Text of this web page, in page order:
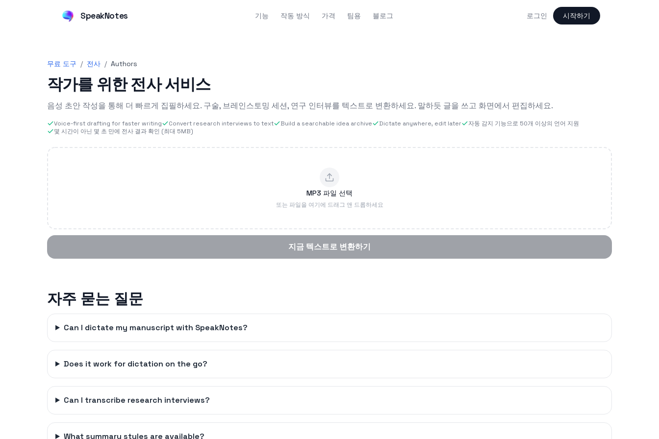
SpeakNotes 기능 작동 방식 가격 팀용 블로그 로그인 시작하기
무료 도구 / 전사 / Authors
작가를 위한 전사 서비스
음성 초안 작성을 통해 더 빠르게 집필하세요. 구술, 브레인스토밍 세션, 연구 인터뷰를 텍스트로 변환하세요. 말하듯 글을 쓰고 화면에서 편집하세요.
Voice-first drafting for faster writing Convert research interviews to text Build a searchable idea archive Dictate anywhere, edit later
자동 감지 기능으로 50개 이상의 언어 지원
몇 시간이 아닌 몇 초 만에 전사 결과 확인 (최대 5MB)
MP3 파일 선택
또는 파일을 여기에 드래그 앤 드롭하세요
지금 텍스트로 변환하기
자주 묻는 질문
Can I dictate my manuscript with SpeakNotes?
Does it work for dictation on the go?
Can I transcribe research interviews?
What summary styles are available?